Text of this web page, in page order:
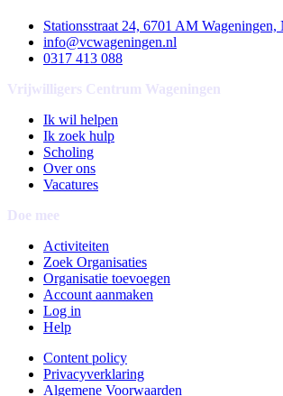
Stationsstraat 24, 6701 AM Wageningen,
info@vcwageningen.nl
0317 413 088
Vrijwilligers Centrum Wageningen
Ik wil helpen
Ik zoek hulp
Scholing
Over ons
Vacatures
Doe mee
Activiteiten
Zoek Organisaties
Organisatie toevoegen
Account aanmaken
Log in
Help
Content policy
Privacyverklaring
Algemene Voorwaarden